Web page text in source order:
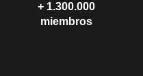
+ 1.300.000
miembros